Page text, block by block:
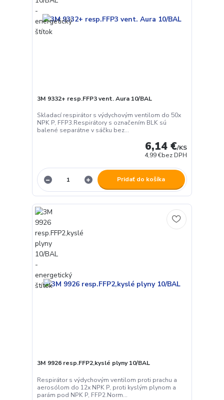
3M 9332+ resp.FFP3 vent. Aura 10/BAL
Skladací respirátor s výdychovým ventilom do 50x
NPK P, FFP3.Respirátory s označením BLK sú
balené separátne v sáčku bez...
6,14 €/KS
4,99 €bez DPH
Pridať do košíka
3M 9926 resp.FFP2,kyslé plyny 10/BAL
Respirátor s výdychovým ventilom proti prachu a
aerosólom do 12x NPK P, proti kyslým plynom a
parám pod NPK P, FFP2.Norm...